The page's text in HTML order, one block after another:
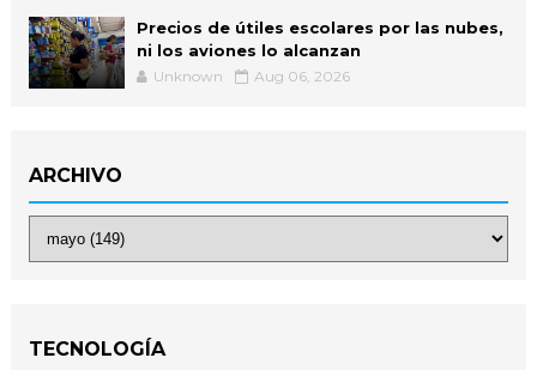
Precios de útiles escolares por las nubes,
ni los aviones lo alcanzan
Unknown Aug 06, 2026
ARCHIVO
TECNOLOGÍA